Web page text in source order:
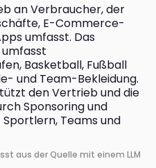
an Verbraucher, der
E-Commerce-
umfasst. Das
Basketball, Fußball
und Team-Bekleidung.
den Vertrieb und die
Sponsoring und
Teams und
aus der Quelle mit einem LLM